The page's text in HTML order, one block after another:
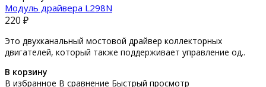
Модуль драйвера L298N
220 ₽
Это двухканальный мостовой драйвер коллекторных
двигателей, который также поддерживает управление од..
В корзину
В избранное В сравнение Быстрый просмотр